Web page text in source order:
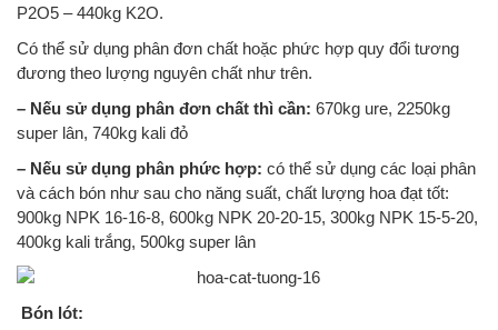
P2O5 – 440kg K2O.
Có thể sử dụng phân đơn chất hoặc phức hợp quy đổi tương
đương theo lượng nguyên chất như trên.
– Nếu sử dụng phân đơn chất thì cần: 670kg ure, 2250kg
super lân, 740kg kali đỏ
– Nếu sử dụng phân phức hợp: có thể sử dụng các loại phân
và cách bón như sau cho năng suất, chất lượng hoa đạt tốt:
900kg NPK 16-16-8, 600kg NPK 20-20-15, 300kg NPK 15-5-20,
400kg kali trắng, 500kg super lân
Bón lót: